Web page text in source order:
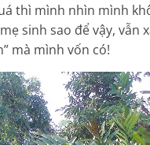
thì mình nhìn mình
sinh sao để vậy,
mà mình vốn có!